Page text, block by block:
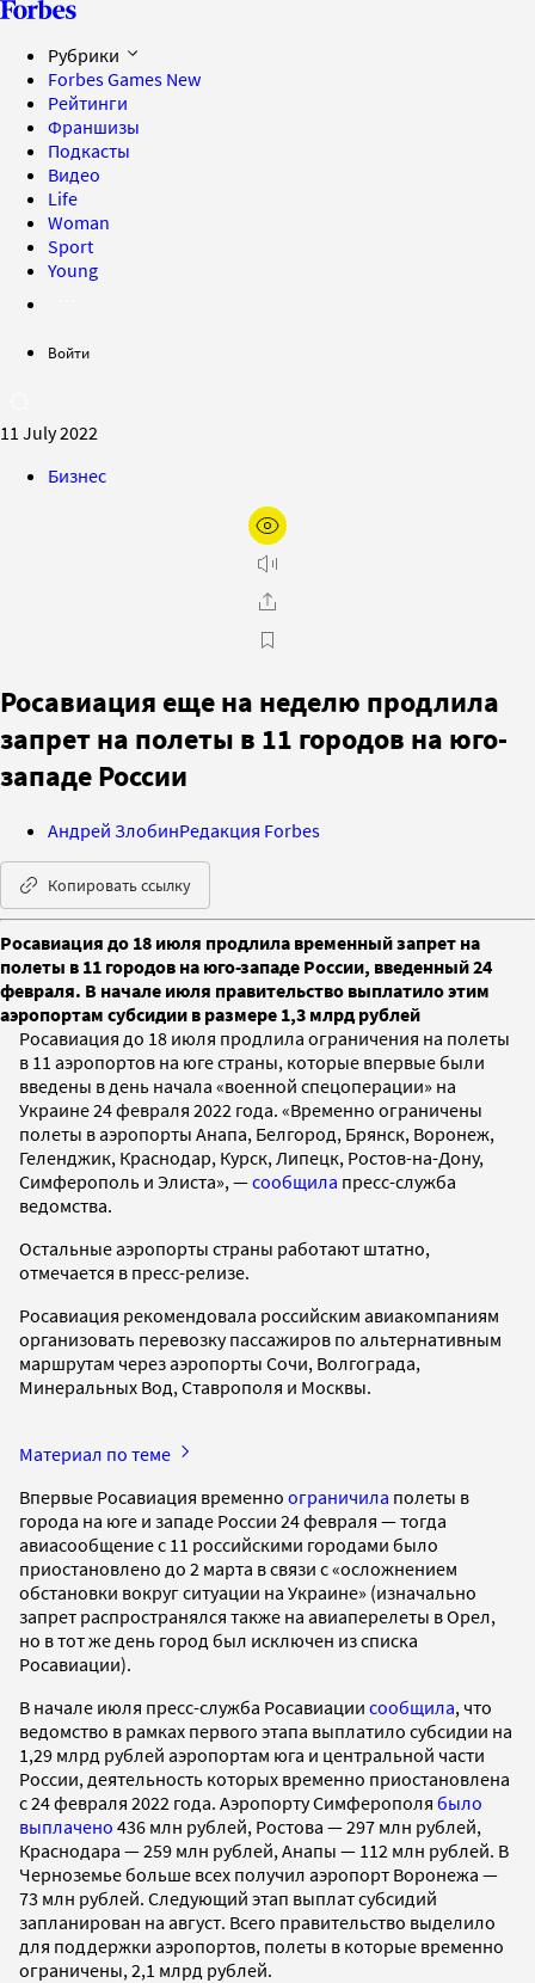
Рубрики
Forbes Games New
Рейтинги
Франшизы
Подкасты
Видео
Life
Woman
Sport
Young
Войти
11 July 2022
Бизнес
Росавиация еще на неделю продлила
запрет на полеты в 11 городов на юго-
западе России
Андрей ЗлобинРедакция Forbes
Копировать ссылку
Росавиация до 18 июля продлила временный запрет на
полеты в 11 городов на юго-западе России, введенный 24
февраля. В начале июля правительство выплатило этим
аэропортам субсидии в размере 1,3 млрд рублей
Росавиация до 18 июля продлила ограничения на полеты
в 11 аэропортов на юге страны, которые впервые были
введены в день начала «военной спецоперации» на
Украине 24 февраля 2022 года. «Временно ограничены
полеты в аэропорты Анапа, Белгород, Брянск, Воронеж,
Геленджик, Краснодар, Курск, Липецк, Ростов-на-Дону,
Симферополь и Элиста», —сообщила пресс-служба
ведомства.
Остальные аэропорты страны работают штатно,
отмечается в пресс-релизе.
Росавиация рекомендовала российским авиакомпаниям
организовать перевозку пассажиров по альтернативным
маршрутам через аэропорты Сочи, Волгограда,
Минеральных Вод, Ставрополя и Москвы.
Материал по теме
Впервые Росавиация временно ограничила полеты в
города на юге и западе России 24 февраля — тогда
авиасообщение с 11 российскими городами было
приостановлено до 2 марта в связи с «осложнением
обстановки вокруг ситуации на Украине» (изначально
запрет распространялся также на авиаперелеты в Орел,
но в тот же день город был исключен из списка
Росавиации).
В начале июля пресс-служба Росавиации сообщила, что
ведомство в рамках первого этапа выплатило субсидии на
1,29 млрд рублей аэропортам юга и центральной части
России, деятельность которых временно приостановлена
с 24 февраля 2022 года. Аэропорту Симферополя было
выплачено 436 млн рублей, Ростова — 297 млн рублей,
Краснодара — 259 млн рублей, Анапы — 112 млн рублей. В
Черноземье больше всех получил аэропорт Воронежа —
73 млн рублей. Следующий этап выплат субсидий
запланирован на август. Всего правительство выделило
для поддержки аэропортов, полеты в которые временно
ограничены, 2,1 млрд рублей.